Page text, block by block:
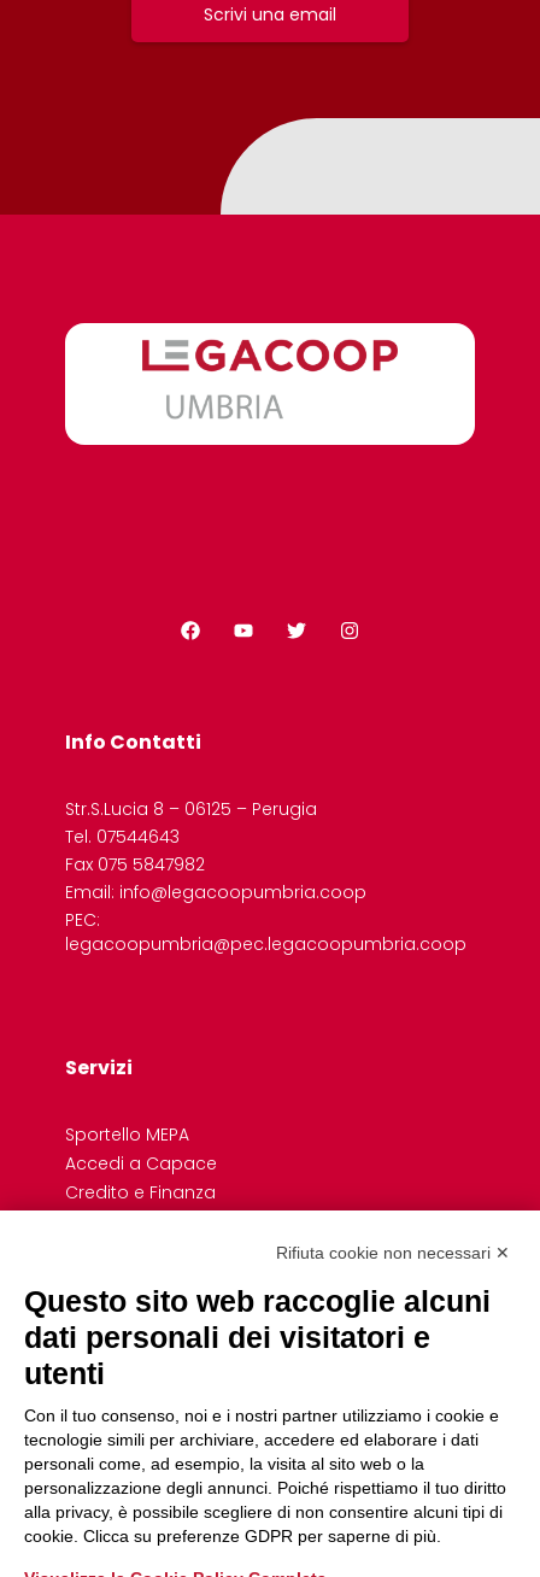
Scrivi una email
Info Contatti
Str.S.Lucia 8 – 06125 – Perugia
Tel. 07544643
Fax 075 5847982
Email: info@legacoopumbria.coop
PEC:
legacoopumbria@pec.legacoopumbria.coop
Servizi
Sportello MEPA
Accedi a Capace
Credito e Finanza
Convenzioni
Link Rapidi
Uffici
Servizio Civile
Fare cooperativa
Pico Umbria
Rifiuta cookie non necessari ✕
Questo sito web raccoglie alcuni
dati personali dei visitatori e
utenti
Con il tuo consenso, noi e i nostri partner utilizziamo i cookie e
tecnologie simili per archiviare, accedere ed elaborare i dati
personali come, ad esempio, la visita al sito web o la
personalizzazione degli annunci. Poiché rispettiamo il tuo diritto
alla privacy, è possibile scegliere di non consentire alcuni tipi di
cookie. Clicca su preferenze GDPR per saperne di più.